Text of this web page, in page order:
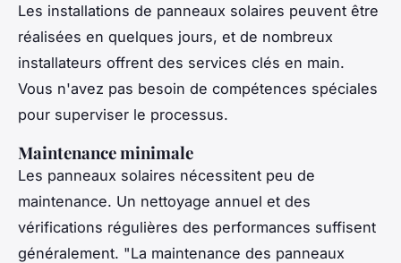
Les installations de panneaux solaires peuvent être
réalisées en quelques jours, et de nombreux
installateurs offrent des services clés en main.
Vous n'avez pas besoin de compétences spéciales
pour superviser le processus.
Maintenance minimale
Les panneaux solaires nécessitent peu de
maintenance. Un nettoyage annuel et des
vérifications régulières des performances suffisent
généralement. "La maintenance des panneaux